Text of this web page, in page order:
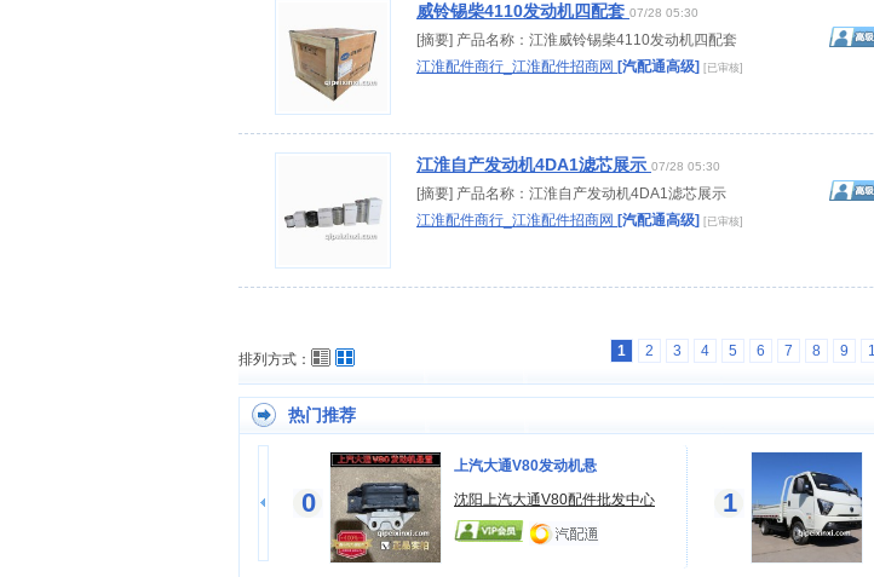
威铃锡柴4110发动机四配套 07/28 05:30
[摘要] 产品名称：江淮威铃锡柴4110发动机四配套
江淮配件商行_江淮配件招商网 [汽配通高级] [已审核]
江淮自产发动机4DA1滤芯展示 07/28 05:30
[摘要] 产品名称：江淮自产发动机4DA1滤芯展示
江淮配件商行_江淮配件招商网 [汽配通高级] [已审核]
排列方式： 1 2 3 4 5 6 7 8 9
热门推荐
0
上汽大通V80发动机悬
沈阳上汽大通V80配件批发中心
1